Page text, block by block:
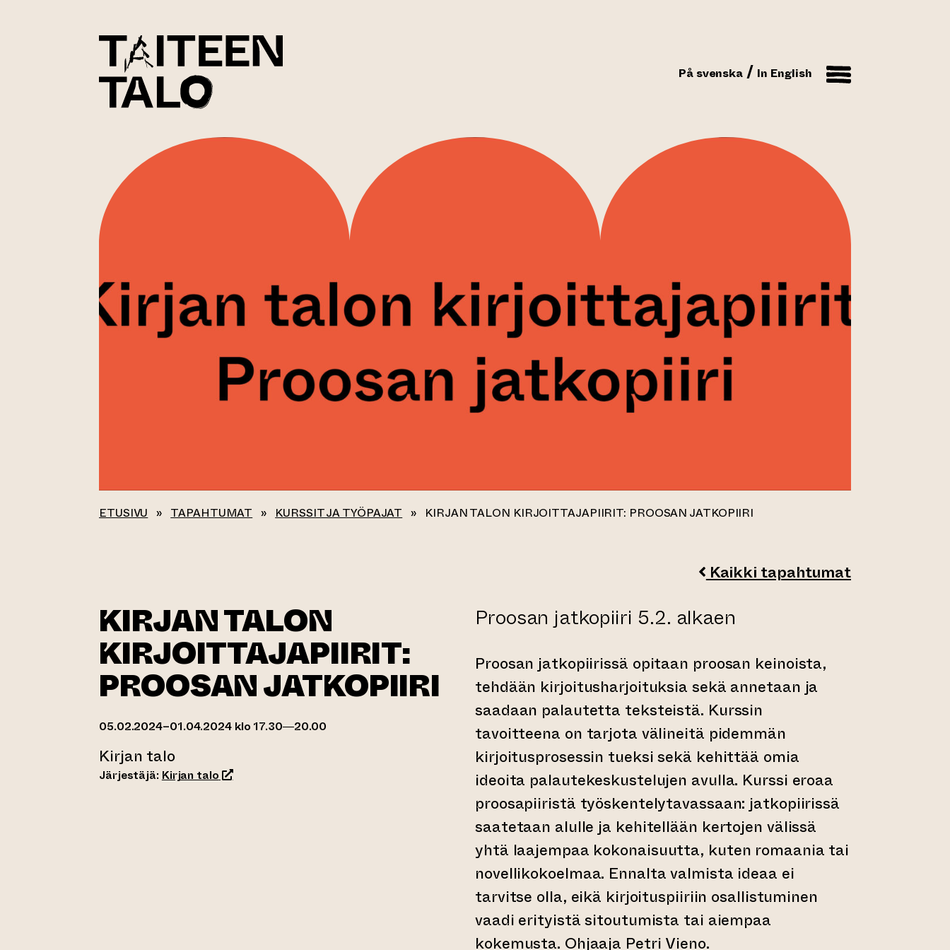
På svenska In English
ETUSIVU » TAPAHTUMAT » KURSSIT JA TYÖPAJAT » KIRJAN TALON KIRJOITTAJAPIIRIT: PROOSAN JATKOPIIRI
Kaikki tapahtumat
KIRJAN TALON
KIRJOITTAJAPIIRIT:
PROOSAN JATKOPIIRI
05.02.2024–01.04.2024 klo 17.30—20.00
Kirjan talo
Järjestäjä: Kirjan talo(siirtyy toiseen verkkopalveluun)
Proosan jatkopiiri 5.2. alkaen
Proosan jatkopiirissä opitaan proosan keinoista,
tehdään kirjoitusharjoituksia sekä annetaan ja
saadaan palautetta teksteistä. Kurssin
tavoitteena on tarjota välineitä pidemmän
kirjoitusprosessin tueksi sekä kehittää omia
ideoita palautekeskustelujen avulla. Kurssi eroaa
proosapiiristä työskentelytavassaan: jatkopiirissä
saatetaan alulle ja kehitellään kertojen välissä
yhtä laajempaa kokonaisuutta, kuten romaania tai
novellikokoelmaa. Ennalta valmista ideaa ei
tarvitse olla, eikä kirjoituspiiriin osallistuminen
vaadi erityistä sitoutumista tai aiempaa
kokemusta. Ohjaaja Petri Vieno.